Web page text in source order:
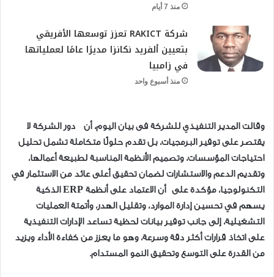
منذ 7 أيام
شركة RAKICT تعزز توسعها الأفريقي
بتعيين ألفريد نكانزا مديرًا عامًا لعملياتها
في زامبيا
منذ أسبوع واحد
وقالت المدير التنفيذي للشركة فى بيان اليوم، أن دور الشركة لا
يقتصر على توفير البرمجيات، بل تقدم حلولًا متكاملة تشمل تحليل
احتياجات المؤسسات، وتصميم الأنظمة المناسبة لطبيعة أعمالها،
وتقديم الدعم والاستشارات لضمان تحقيق أعلى عائد من الاستثمار في
التكنولوجيا، مؤكدة على أن الاعتماد على أنظمة ERP الذكية
يسهم في تحسين إدارة الموارد، وتقليل الهدر، وأتمتة العمليات
التشغيلية، إلى جانب توفير بيانات لحظية تساعد الإدارات التنفيذية
على اتخاذ قرارات أكثر دقة وسرعة، وهو ما يعزز من كفاءة الأداء ويزيد
من القدرة على التوسع وتحقيق النمو المستدام.